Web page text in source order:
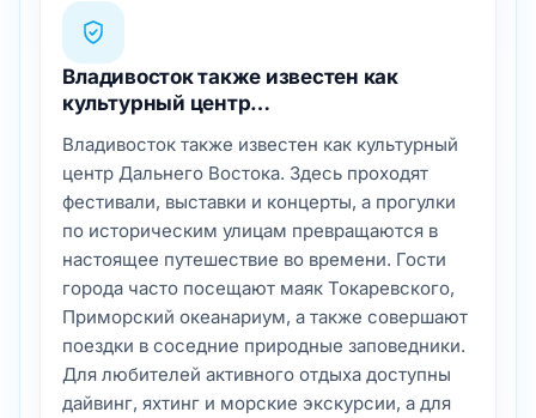
Владивосток также известен как
культурный центр…
Владивосток также известен как культурный
центр Дальнего Востока. Здесь проходят
фестивали, выставки и концерты, а прогулки
по историческим улицам превращаются в
настоящее путешествие во времени. Гости
города часто посещают маяк Токаревского,
Приморский океанариум, а также совершают
поездки в соседние природные заповедники.
Для любителей активного отдыха доступны
дайвинг, яхтинг и морские экскурсии, а для